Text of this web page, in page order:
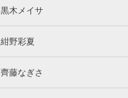
黒木メイサ
紺野彩夏
齊藤なぎさ